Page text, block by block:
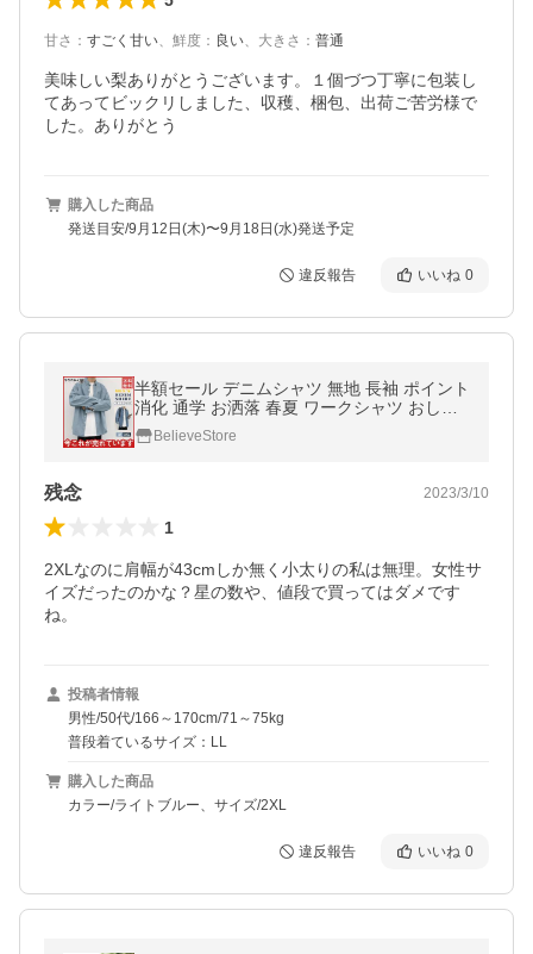
甘さ ： すごく甘い、 鮮度 ： 良い、 大きさ ： 普通
美味しい梨ありがとうございます。１個づつ丁寧に包装し
てあってビックリしました、収穫、梱包、出荷ご苦労様で
した。ありがとう
購入した商品
発送目安/9月12日(木)〜9月18日(水)発送予定
違反報告 いいね 0
半額セール デニムシャツ 無地 長袖 ポイント
消化 通学 お洒落 春夏 ワークシャツ おしゃ
れ カジュアル メンズファッション トップス
BelieveStore
残念 2023/3/10
1
2XLなのに肩幅が43cmしか無く小太りの私は無理。女性サ
イズだったのかな？星の数や、値段で買ってはダメです
ね。
投稿者情報
男性/50代/166～170cm/71～75kg
普段着ているサイズ：LL
購入した商品
カラー/ライトブルー、サイズ/2XL
違反報告 いいね 0